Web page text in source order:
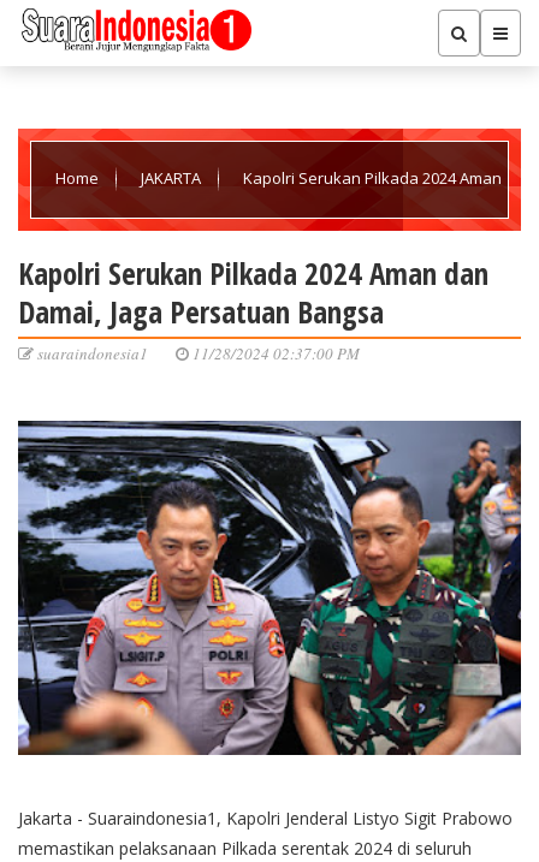
Home JAKARTA Kapolri Serukan Pilkada 2024 Aman
Kapolri Serukan Pilkada 2024 Aman dan
Damai, Jaga Persatuan Bangsa
suaraindonesia1 11/28/2024 02:37:00 PM
Jakarta - Suaraindonesia1, Kapolri Jenderal Listyo Sigit Prabowo
memastikan pelaksanaan Pilkada serentak 2024 di seluruh